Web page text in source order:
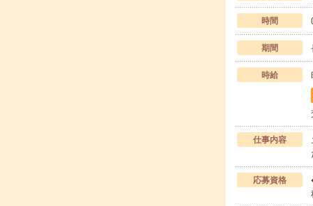
時間
期間
時給
仕事内容
応募資格